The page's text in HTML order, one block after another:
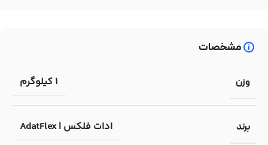
مشخصات
وزن 1 کیلوگرم
برند ادات فلکس | AdatFlex